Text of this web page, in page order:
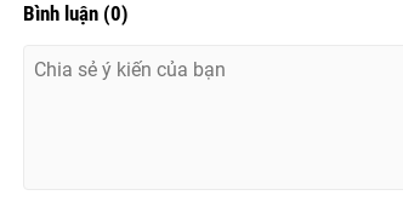
Bình luận (0)